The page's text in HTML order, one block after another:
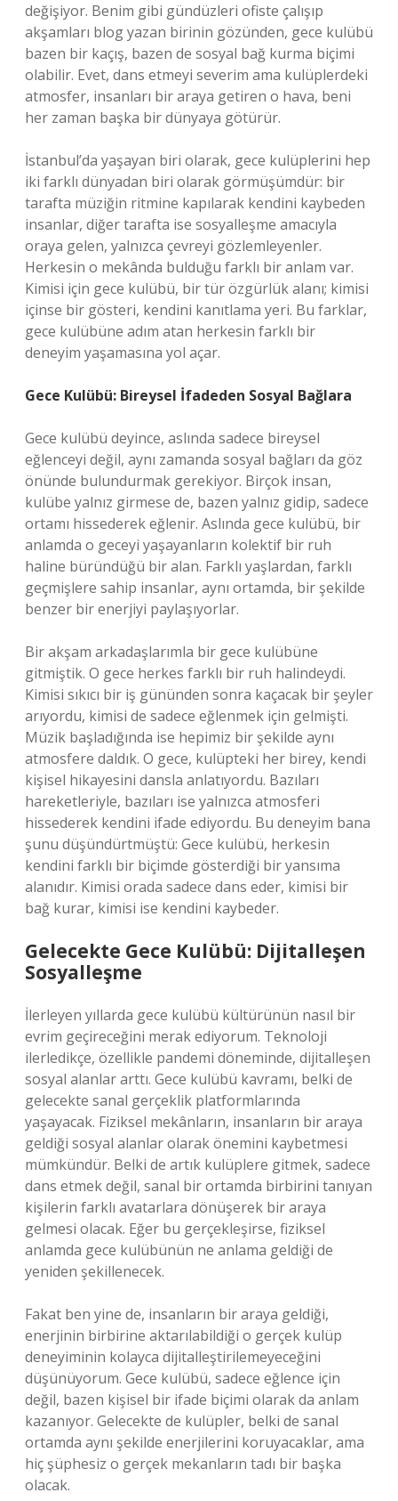
değişiyor. Benim gibi gündüzleri ofiste çalışıp
akşamları blog yazan birinin gözünden, gece kulübü
bazen bir kaçış, bazen de sosyal bağ kurma biçimi
olabilir. Evet, dans etmeyi severim ama kulüplerdeki
atmosfer, insanları bir araya getiren o hava, beni
her zaman başka bir dünyaya götürür.
İstanbul’da yaşayan biri olarak, gece kulüplerini hep
iki farklı dünyadan biri olarak görmüşümdür: bir
tarafta müziğin ritmine kapılarak kendini kaybeden
insanlar, diğer tarafta ise sosyalleşme amacıyla
oraya gelen, yalnızca çevreyi gözlemleyenler.
Herkesin o mekânda bulduğu farklı bir anlam var.
Kimisi için gece kulübü, bir tür özgürlük alanı; kimisi
içinse bir gösteri, kendini kanıtlama yeri. Bu farklar,
gece kulübüne adım atan herkesin farklı bir
deneyim yaşamasına yol açar.
Gece Kulübü: Bireysel İfadeden Sosyal Bağlara
Gece kulübü deyince, aslında sadece bireysel
eğlenceyi değil, aynı zamanda sosyal bağları da göz
önünde bulundurmak gerekiyor. Birçok insan,
kulübe yalnız girmese de, bazen yalnız gidip, sadece
ortamı hissederek eğlenir. Aslında gece kulübü, bir
anlamda o geceyi yaşayanların kolektif bir ruh
haline büründüğü bir alan. Farklı yaşlardan, farklı
geçmişlere sahip insanlar, aynı ortamda, bir şekilde
benzer bir enerjiyi paylaşıyorlar.
Bir akşam arkadaşlarımla bir gece kulübüne
gitmiştik. O gece herkes farklı bir ruh halindeydi.
Kimisi sıkıcı bir iş gününden sonra kaçacak bir şeyler
arıyordu, kimisi de sadece eğlenmek için gelmişti.
Müzik başladığında ise hepimiz bir şekilde aynı
atmosfere daldık. O gece, kulüpteki her birey, kendi
kişisel hikayesini dansla anlatıyordu. Bazıları
hareketleriyle, bazıları ise yalnızca atmosferi
hissederek kendini ifade ediyordu. Bu deneyim bana
şunu düşündürtmüştü: Gece kulübü, herkesin
kendini farklı bir biçimde gösterdiği bir yansıma
alanıdır. Kimisi orada sadece dans eder, kimisi bir
bağ kurar, kimisi ise kendini kaybeder.
Gelecekte Gece Kulübü: Dijitalleşen
Sosyalleşme
İlerleyen yıllarda gece kulübü kültürünün nasıl bir
evrim geçireceğini merak ediyorum. Teknoloji
ilerledikçe, özellikle pandemi döneminde, dijitalleşen
sosyal alanlar arttı. Gece kulübü kavramı, belki de
gelecekte sanal gerçeklik platformlarında
yaşayacak. Fiziksel mekânların, insanların bir araya
geldiği sosyal alanlar olarak önemini kaybetmesi
mümkündür. Belki de artık kulüplere gitmek, sadece
dans etmek değil, sanal bir ortamda birbirini tanıyan
kişilerin farklı avatarlara dönüşerek bir araya
gelmesi olacak. Eğer bu gerçekleşirse, fiziksel
anlamda gece kulübünün ne anlama geldiği de
yeniden şekillenecek.
Fakat ben yine de, insanların bir araya geldiği,
enerjinin birbirine aktarılabildiği o gerçek kulüp
deneyiminin kolayca dijitalleştirilemeyeceğini
düşünüyorum. Gece kulübü, sadece eğlence için
değil, bazen kişisel bir ifade biçimi olarak da anlam
kazanıyor. Gelecekte de kulüpler, belki de sanal
ortamda aynı şekilde enerjilerini koruyacaklar, ama
hiç şüphesiz o gerçek mekanların tadı bir başka
olacak.